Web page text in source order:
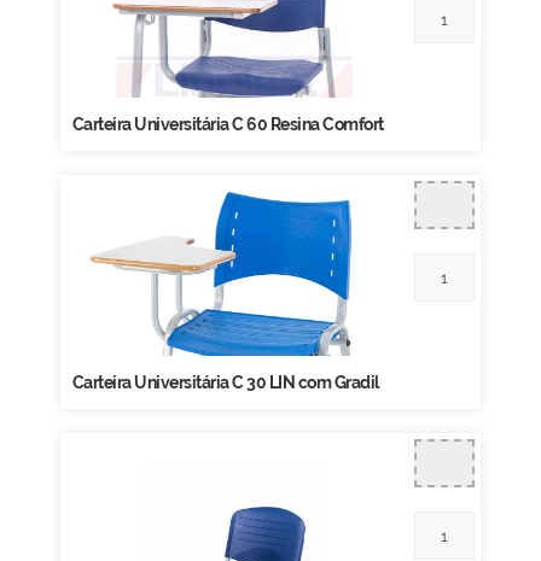
Carteira Universitária C 60 Resina Comfort
Carteira Universitária C 30 LIN com Gradil